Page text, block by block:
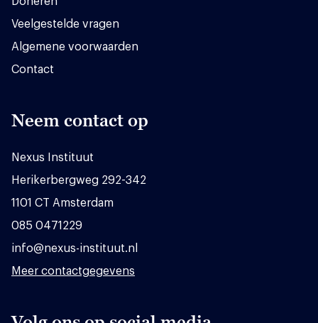
Veelgestelde vragen
Algemene voorwaarden
Contact
Neem contact op
Nexus Instituut
Herikerbergweg 292-342
1101 CT Amsterdam
085 0471229
info@nexus-instituut.nl
Meer contactgegevens